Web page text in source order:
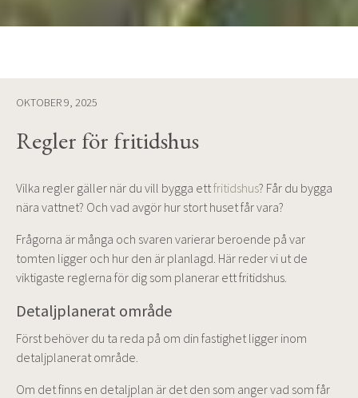
OKTOBER 9, 2025
Regler för fritidshus
Vilka regler gäller när du vill bygga ettfritidshus? Får du bygga
nära vattnet? Och vad avgör hur stort huset får vara?
Frågorna är många och svaren varierar beroende på var
tomten ligger och hur den är planlagd. Här reder vi ut de
viktigaste reglerna för dig som planerar ett fritidshus.
Detaljplanerat område
Först behöver du ta reda på om din fastighet ligger inom
detaljplanerat område.
Om det finns en detaljplan är det den som anger vad som får